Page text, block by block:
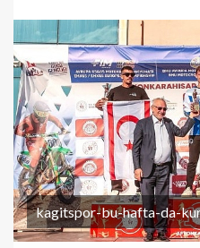
kagitspor-bu-hafta-da-